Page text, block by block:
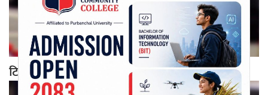
टिपर र मोटरसाइकल ठोकिँदा एकजनाको मृत्यु